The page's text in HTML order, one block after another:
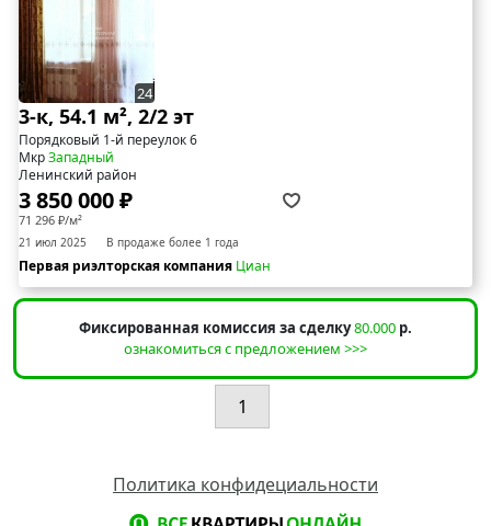
24
3-к, 54.1 м², 2/2 эт
Порядковый 1-й переулок 6
МкрЗападный
Ленинский район
3 850 000 ₽
71 296 ₽/м²
21 июл 2025 В продаже более 1 года
Первая риэлторская компания Циан
Фиксированная комиссия за сделку80.000 р.
ознакомиться с предложением >>>
1
Политика конфидециальности